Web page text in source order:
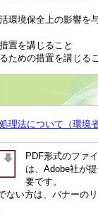
環境保全上の影響を
置を講じること
ための措置を講じる
理法について（環境
PDF形式のファ
は、Adobe社が
要です。
ない方は、バナーの